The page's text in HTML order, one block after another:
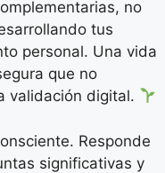
no
tus
personal. Una vida
que no
validación digital.
Responde
significativas y